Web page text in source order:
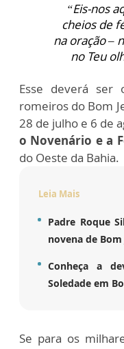
“Eis-nos
cheios de
na oração –
no Teu
Esse deverá ser
romeiros do Bom
28 de julho e 6 de
o Novenário e a
do Oeste da Bahia.
Leia Mais
Padre Roque
novena de Bom
Conheça a
Soledade em
Se para os